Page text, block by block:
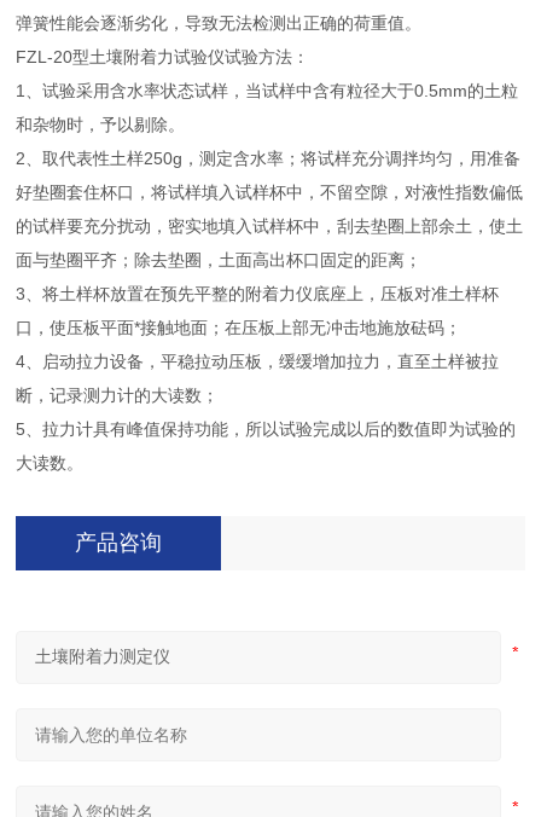
弹簧性能会逐渐劣化，导致无法检测出正确的荷重值。
FZL-20型土壤附着力试验仪试验方法：
1、试验采用含水率状态试样，当试样中含有粒径大于0.5mm的土粒
和杂物时，予以剔除。
2、取代表性土样250g，测定含水率；将试样充分调拌均匀，用准备
好垫圈套住杯口，将试样填入试样杯中，不留空隙，对液性指数偏低
的试样要充分扰动，密实地填入试样杯中，刮去垫圈上部余土，使土
面与垫圈平齐；除去垫圈，土面高出杯口固定的距离；
3、将土样杯放置在预先平整的附着力仪底座上，压板对准土样杯
口，使压板平面*接触地面；在压板上部无冲击地施放砝码；
4、启动拉力设备，平稳拉动压板，缓缓增加拉力，直至土样被拉
断，记录测力计的大读数；
5、拉力计具有峰值保持功能，所以试验完成以后的数值即为试验的
大读数。
产品咨询